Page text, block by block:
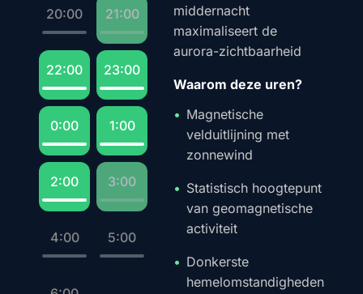
20:00 21:00
22:00 23:00
0:00 1:00
2:00 3:00
4:00 5:00
middernacht
maximaliseert de
aurora-zichtbaarheid
Waarom deze uren?
Magnetische
velduitlijning met
zonnewind
Statistisch hoogtepunt
van geomagnetische
activiteit
Donkerste
hemelomstandigheden